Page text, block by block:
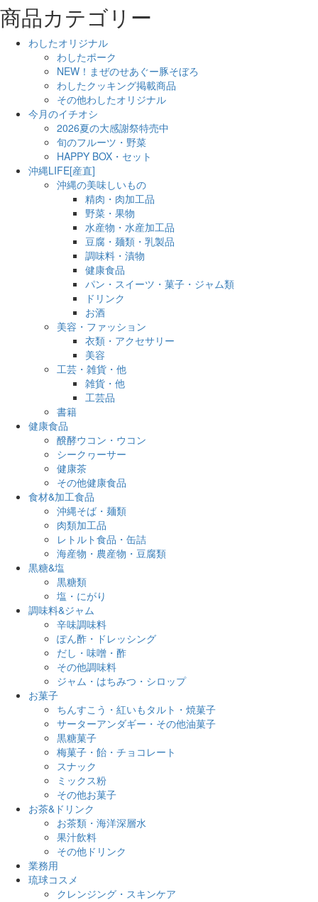
商品カテゴリー
わしたオリジナル
わしたポーク
NEW！まぜのせあぐー豚そぼろ
わしたクッキング掲載商品
その他わしたオリジナル
今月のイチオシ
2026夏の大感謝祭特売中
旬のフルーツ・野菜
HAPPY BOX・セット
沖縄LIFE[産直]
沖縄の美味しいもの
精肉・肉加工品
野菜・果物
水産物・水産加工品
豆腐・麺類・乳製品
調味料・漬物
健康食品
パン・スイーツ・菓子・ジャム類
ドリンク
お酒
美容・ファッション
衣類・アクセサリー
美容
工芸・雑貨・他
雑貨・他
工芸品
書籍
健康食品
醗酵ウコン・ウコン
シークヮーサー
健康茶
その他健康食品
食材&加工食品
沖縄そば・麺類
肉類加工品
レトルト食品・缶詰
海産物・農産物・豆腐類
黒糖&塩
黒糖類
塩・にがり
調味料&ジャム
辛味調味料
ぽん酢・ドレッシング
だし・味噌・酢
その他調味料
ジャム・はちみつ・シロップ
お菓子
ちんすこう・紅いもタルト・焼菓子
サーターアンダギー・その他油菓子
黒糖菓子
梅菓子・飴・チョコレート
スナック
ミックス粉
その他お菓子
お茶&ドリンク
お茶類・海洋深層水
果汁飲料
その他ドリンク
業務用
琉球コスメ
クレンジング・スキンケア